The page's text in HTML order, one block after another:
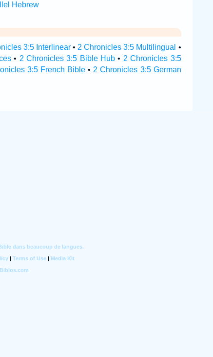
Hebrew
3:5 Interlinear • 2 Chronicles 3:5 Multilingual •
• 2 Chronicles 3:5 Bible Hub • 2 Chronicles 3:5
3:5 French Bible • 2 Chronicles 3:5 German